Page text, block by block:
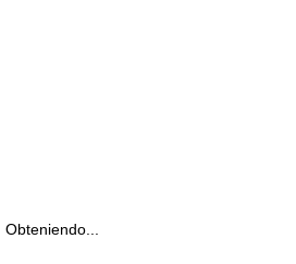
Obteniendo...